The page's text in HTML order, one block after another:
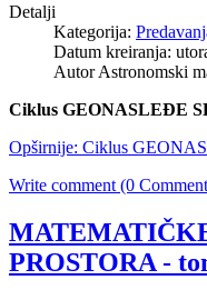
Detalji
Kategorija:
Datum kreiranja:
Autor Astronomski
Ciklus GEONASLEĐE
Opširnije: Ciklus
Write comment (0
PROSTORA -